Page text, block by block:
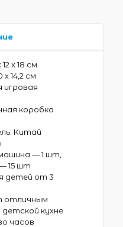
х 18 см
х 14,2 см
игровая
коробка
Китай
— 1 шт,
15 шт
детей от 3
отличным
кухне
часов